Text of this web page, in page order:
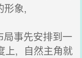
象,
事先安排到一
上, 自然主角就